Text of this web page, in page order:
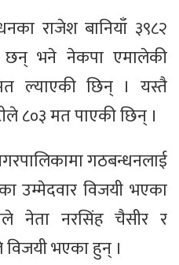
राजेश बानियाँ ३९८२
छन् भने नेकपा एमालेकी
ल्याएकी छिन् । यस्तै
८०३ मत पाएकी छिन् ।
गठबन्धनलाई
उम्मेदवार विजयी भएका
नेता नरसिंह चैसीर र
विजयी भएका हुन् ।